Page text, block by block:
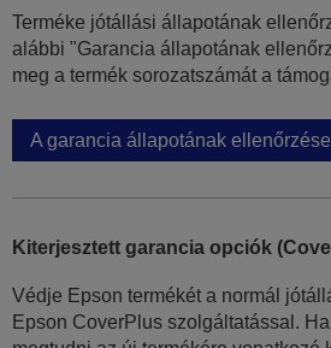
Terméke jótállási állapotának
alábbi "Garancia állapotának
meg a termék sorozatszámát a
A garancia állapotának ellenőrzése
Kiterjesztett garancia opciók
Védje Epson termékét a normál
Epson CoverPlus szolgáltatással.